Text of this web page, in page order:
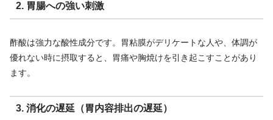
2. 胃腸への強い刺激
酢酸は強力な酸性成分です。胃粘膜がデリケートな人や、体調が
優れない時に摂取すると、胃痛や胸焼けを引き起こすことがあり
ます。
3. 消化の遅延（胃内容排出の遅延）